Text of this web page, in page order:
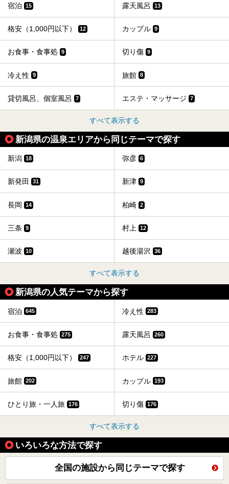
宿泊 15 露天風呂 13
格安（1,000円以下） 12 カップル 9
お食事・食事処 9 切り傷 9
冷え性 9 旅館 8
貸切風呂、個室風呂 7 エステ・マッサージ 7
すべて表示する
新潟県の温泉エリアから同じテーマで探す
新潟 18 弥彦 6
新発田 31 新津 9
長岡 14 柏崎 2
三条 9 村上 12
瀬波 10 越後湯沢 36
すべて表示する
新潟県の人気テーマから探す
宿泊 645 冷え性 283
お食事・食事処 275 露天風呂 260
格安（1,000円以下） 247 ホテル 227
旅館 202 カップル 193
ひとり旅・一人旅 176 切り傷 176
すべて表示する
いろいろな方法で探す
全国の施設から同じテーマで探す